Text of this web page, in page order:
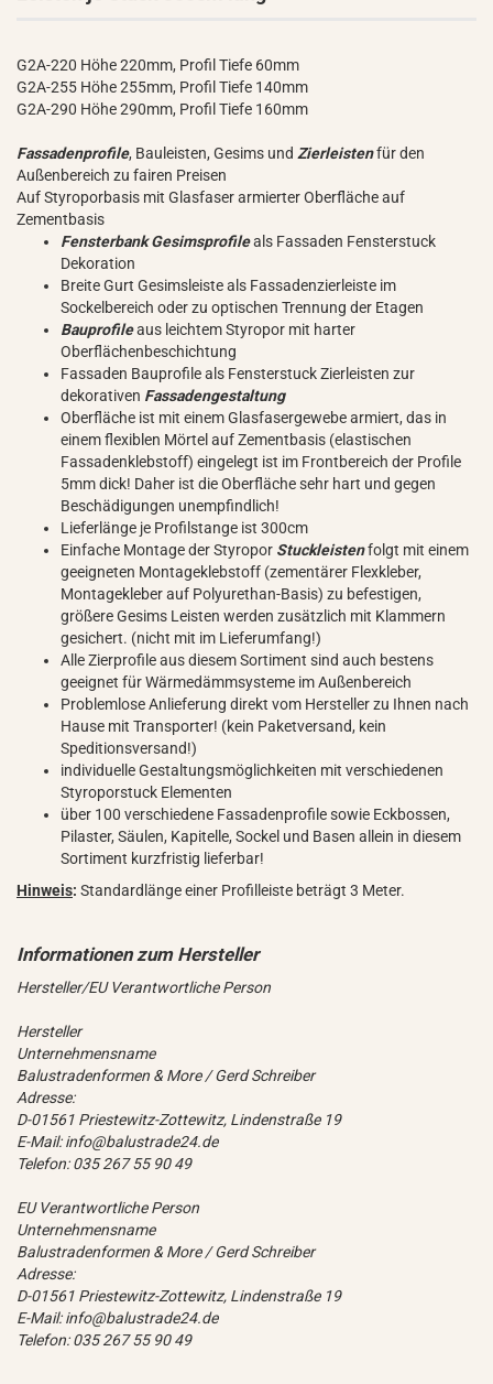
G2A-220 Höhe 220mm, Profil Tiefe 60mm
G2A-255 Höhe 255mm, Profil Tiefe 140mm
G2A-290 Höhe 290mm, Profil Tiefe 160mm
Fassadenprofile, Bauleisten, Gesims und Zierleistenfür den
Außenbereich zu fairen Preisen
Auf Styroporbasis mit Glasfaser armierter Oberfläche auf
Zementbasis
Fensterbank Gesimsprofileals Fassaden Fensterstuck
Dekoration
Breite Gurt Gesimsleiste als Fassadenzierleiste im
Sockelbereich oder zu optischen Trennung der Etagen
Bauprofileaus leichtem Styropor mit harter
Oberflächenbeschichtung
Fassaden Bauprofile als Fensterstuck Zierleisten zur
dekorativen Fassadengestaltung
Oberfläche ist mit einem Glasfasergewebe armiert, das in
einem flexiblen Mörtel auf Zementbasis (elastischen
Fassadenklebstoff) eingelegt ist im Frontbereich der Profile
5mm dick! Daher ist die Oberfläche sehr hart und gegen
Beschädigungen unempfindlich!
Lieferlänge je Profilstange ist 300cm
Einfache Montage der Styropor Stuckleistenfolgt mit einem
geeigneten Montageklebstoff (zementärer Flexkleber,
Montagekleber auf Polyurethan-Basis) zu befestigen,
größere Gesims Leisten werden zusätzlich mit Klammern
gesichert. (nicht mit im Lieferumfang!)
Alle Zierprofile aus diesem Sortiment sind auch bestens
geeignet für Wärmedämmsysteme im Außenbereich
Problemlose Anlieferung direkt vom Hersteller zu Ihnen nach
Hause mit Transporter! (kein Paketversand, kein
Speditionsversand!)
individuelle Gestaltungsmöglichkeiten mit verschiedenen
Styroporstuck Elementen
über 100 verschiedene Fassadenprofile sowie Eckbossen,
Pilaster, Säulen, Kapitelle, Sockel und Basen allein in diesem
Sortiment kurzfristig lieferbar!
Hinweis: Standardlänge einer Profilleiste beträgt 3 Meter.
Hersteller/EU Verantwortliche Person
Hersteller
Unternehmensname
Balustradenformen & More / Gerd Schreiber
Adresse:
D-01561 Priestewitz-Zottewitz, Lindenstraße 19
E-Mail: info@balustrade24.de
Telefon: 035 267 55 90 49
EU Verantwortliche Person
Unternehmensname
Balustradenformen & More / Gerd Schreiber
Adresse:
D-01561 Priestewitz-Zottewitz, Lindenstraße 19
E-Mail: info@balustrade24.de
Telefon: 035 267 55 90 49